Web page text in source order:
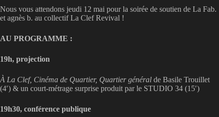
Nous vous attendons jeudi 12 mai pour la soirée de soutien de La Fab.
et agnès b. au collectif La Clef Revival !
AU PROGRAMME :
19h, projection
À La Clef, Cinéma de Quartier, Quartier général de Basile Trouillet
(4′) & un court-métrage surprise produit par le STUDIO 34 (15′)
19h30, conférence publique